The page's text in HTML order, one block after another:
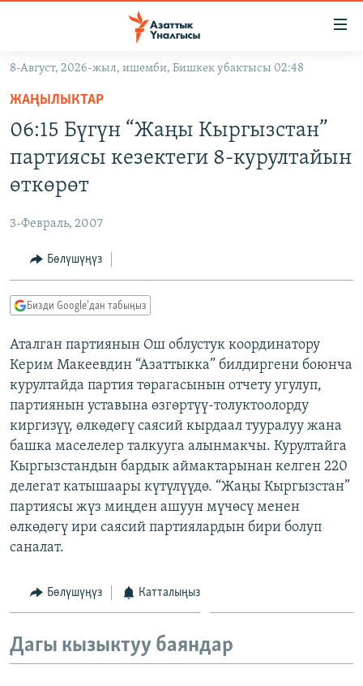
Навигацияга
өтүңүз
салыңызКЫРГЫЗСТАН
МАДАНИЯТ
УКРАИНА
ТВ ПРОГРАММАЛАР
БҮГҮН АЗАТТЫКТА
ДАНИСТЕ
ЭЖЕ-СИҢДИЛЕР
АЗАТТЫК+
ЫҢГАЙСЫЗ СУРООЛОР
ПОДКАСТ
ОНЛАЙН ШЕРИНЕ
ЭЕ/АРнун бардык сайттары
8-Август, 2026-жыл, ишемби, Бишкек убактысы 02:48
ЖАҢЫЛЫКТАР
06:15 Бүгүн “Жаңы Кыргызстан”
партиясы кезектеги 8-курултайын
өткөрөт
3-Февраль, 2007
Бөлүшүңүз
Бизди Google'дан табыңыз
Аталган партиянын Ош облустук координатору
Керим Макеевдин “Азаттыкка” билдиргени боюнча
курултайда партия төрагасынын отчету угулуп,
партиянын уставына өзгөртүү-толуктоолорду
киргизүү, өлкөдөгү саясий кырдаал тууралуу жана
башка маселелер талкууга алынмакчы. Курултайга
Кыргызстандын бардык аймактарынан келген 220
делегат катышаары күтүлүүдө. “Жаңы Кыргызстан”
партиясы жүз миңден ашуун мүчөсү менен
өлкөдөгү ири саясий партиялардын бири болуп
саналат.
Бөлүшүңүз Катталыңыз
Дагы кызыктуу баяндар